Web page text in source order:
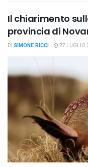
Il chiarimento
provincia di
DI SIMONE RICCI 27 LUGLIO